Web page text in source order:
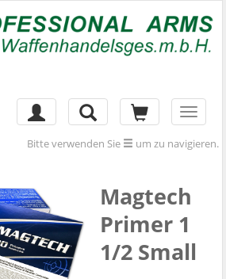
Bitte verwenden Sie um zu navigieren.
Magtech
Primer 1
1/2 Small